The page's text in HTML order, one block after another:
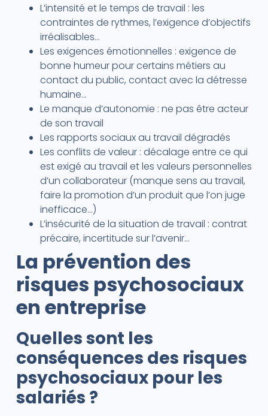
L’intensité et le temps de travail : les
contraintes de rythmes, l’exigence d’objectifs
irréalisables…
Les exigences émotionnelles : exigence de
bonne humeur pour certains métiers au
contact du public, contact avec la détresse
humaine…
Le manque d’autonomie : ne pas être acteur
de son travail
Les rapports sociaux au travail dégradés
Les conflits de valeur : décalage entre ce qui
est exigé au travail et les valeurs personnelles
d’un collaborateur (manque sens au travail,
faire la promotion d’un produit que l’on juge
inefficace…)
L’insécurité de la situation de travail : contrat
précaire, incertitude sur l’avenir…
La prévention des
risques psychosociaux
en entreprise
Quelles sont les
conséquences des risques
psychosociaux pour les
salariés ?